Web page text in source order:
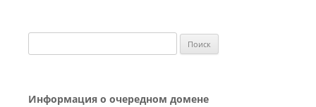
Информация о очередном домене